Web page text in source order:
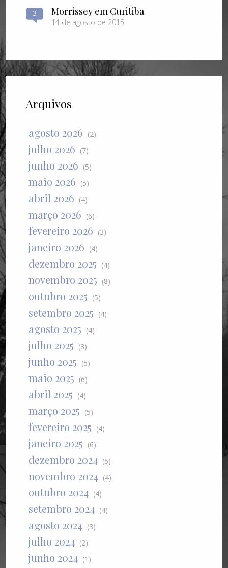
3 Morrissey em Curitiba
14 de agosto de 2015
Arquivos
agosto 2026 (2)
julho 2026 (7)
junho 2026 (5)
maio 2026 (5)
abril 2026 (4)
março 2026 (6)
fevereiro 2026 (3)
janeiro 2026 (4)
dezembro 2025 (4)
novembro 2025 (8)
outubro 2025 (5)
setembro 2025 (4)
agosto 2025 (4)
julho 2025 (8)
junho 2025 (5)
maio 2025 (6)
abril 2025 (4)
março 2025 (5)
fevereiro 2025 (4)
janeiro 2025 (6)
dezembro 2024 (5)
novembro 2024 (4)
outubro 2024 (4)
setembro 2024 (4)
agosto 2024 (3)
julho 2024 (2)
junho 2024 (1)